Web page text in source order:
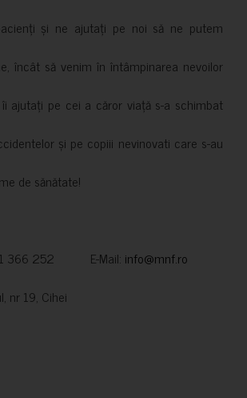
și ne ajutați pe noi să ne putem
încât să venim în întâmpinarea nevoilor
ajutați pe cei a căror viață s-a schimbat
și pe copiii nevinovati care s-au
de sănătate!
366 252 E-Mail: info@mnf.ro
nr 19, Cihei